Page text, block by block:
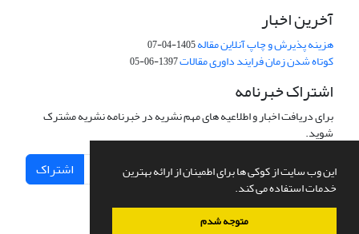
این وب سایت از کوکی ها برای اطمینان از ارائه بهترین
خدمات استفاده می کند.
متوجه شدم
آخرین اخبار
هزینه پذیرش و چاپ آنلاین مقاله1405-04-07
کوتاه شدن زمان فرایند داوری مقالات1397-06-05
اشتراک خبرنامه
برای دریافت اخبار و اطلاعیه های مهم نشریه در خبرنامه نشریه مشترک
شوید.
اشتراک